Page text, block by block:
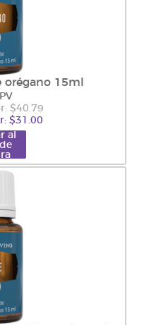
15ml
$40.79
$31.00
al